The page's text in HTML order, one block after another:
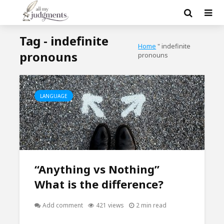
Tag - indefinite
pronouns
Home " indefinite
pronouns
LANGUAGE
“Anything vs Nothing”
What is the difference?
Add comment 421 views 2 min read